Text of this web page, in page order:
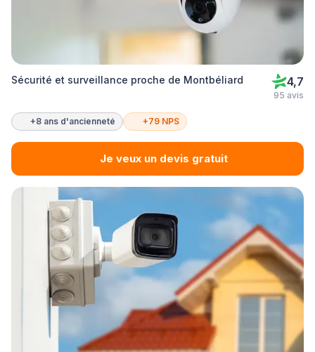
Sécurité et surveillance proche de Montbéliard 4,7
95 avis
+8 ans d'ancienneté +79 NPS
Je veux un devis gratuit